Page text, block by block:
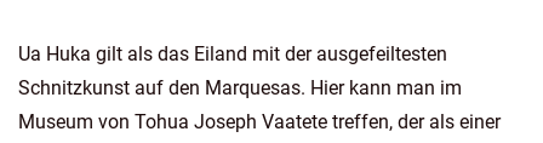
Ua Huka gilt als das Eiland mit der ausgefeiltesten
Schnitzkunst auf den Marquesas. Hier kann man im
Museum von Tohua Joseph Vaatete treffen, der als einer